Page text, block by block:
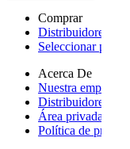
Comprar
Distribuidores
Seleccionar país
Acerca De
Nuestra empresa
Distribuidores
Área privada tienda
Política de